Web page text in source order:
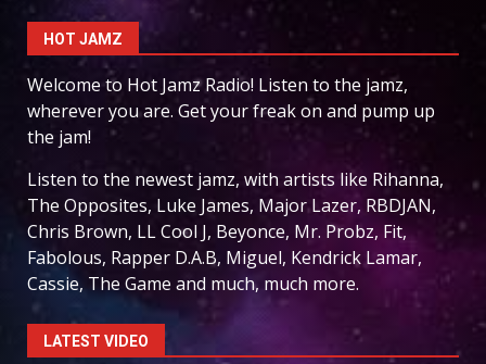
HOT JAMZ
Welcome to Hot Jamz Radio! Listen to the jamz,
wherever you are. Get your freak on and pump up
the jam!
Listen to the newest jamz, with artists like Rihanna,
The Opposites, Luke James, Major Lazer, RBDJAN,
Chris Brown, LL Cool J, Beyonce, Mr. Probz, Fit,
Fabolous, Rapper D.A.B, Miguel, Kendrick Lamar,
Cassie, The Game and much, much more.
LATEST VIDEO